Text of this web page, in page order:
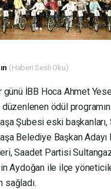
(Haberi Sesli Oku)
İBB Hoca Ahmet
ödül
Şubesi eski
Belediye Başkan
Saadet Partisi
Aydoğan ile ilçe
sağladı.